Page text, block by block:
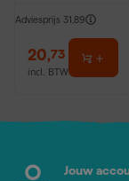
Adviesprijs 31,89
20,73
incl. BTW
Jouw